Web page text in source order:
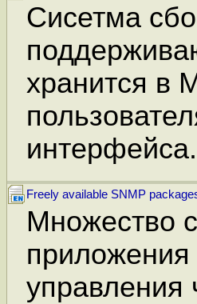
Сисетма
хранится в
интерфейса.
Freely available SNMP
Множество
приложения
управления